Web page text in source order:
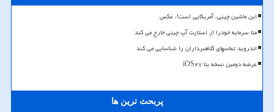
این ماشین چینی، آمریکایی است!، عکس
متا سرمایه خودرا از استارت آپ چینی خارج می کند
اندروید تماسهای کلاهبرداران را شناسایی می کند
عرضه دومین نسخه بتا iOS۲۷
پربحث ترین ها